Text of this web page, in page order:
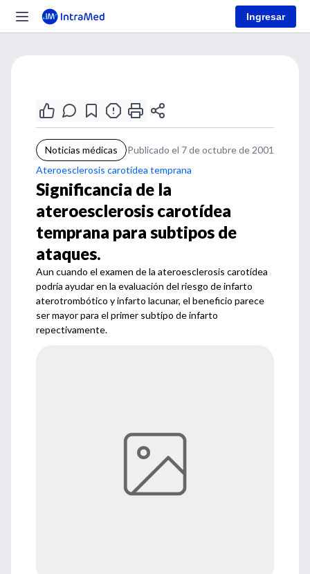
Ingresar
Noticias médicas
Publicado el 7 de octubre de 2001
Ateroesclerosis carotídea temprana
Significancia de la
ateroesclerosis carotídea
temprana para subtipos de
ataques.
Aun cuando el examen de la ateroesclerosis carotídea
podría ayudar en la evaluación del riesgo de infarto
aterotrombótico y infarto lacunar, el beneficio parece
ser mayor para el primer subtipo de infarto
repectivamente.